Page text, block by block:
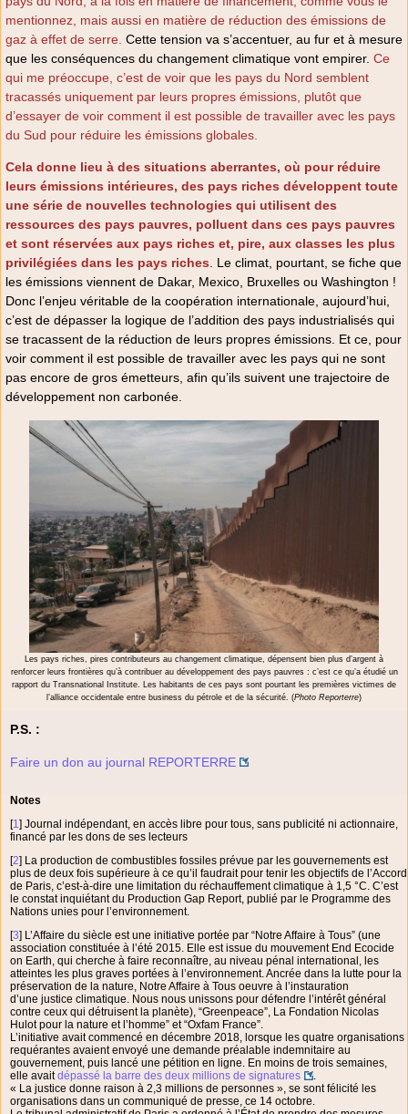
mentionnez, mais aussi en matière de réduction des émissions de
gaz à effet de serre. Cette tension va s’accentuer, au fur et à mesure
que les conséquences du changement climatique vont empirer. Ce
qui me préoccupe, c’est de voir que les pays du Nord semblent
tracassés uniquement par leurs propres émissions, plutôt que
d’essayer de voir comment il est possible de travailler avec les pays
du Sud pour réduire les émissions globales.
Cela donne lieu à des situations aberrantes, où pour réduire
leurs émissions intérieures, des pays riches développent toute
une série de nouvelles technologies qui utilisent des
ressources des pays pauvres, polluent dans ces pays pauvres
et sont réservées aux pays riches et, pire, aux classes les plus
privilégiées dans les pays riches. Le climat, pourtant, se fiche que
les émissions viennent de Dakar, Mexico, Bruxelles ou Washington !
Donc l’enjeu véritable de la coopération internationale, aujourd’hui,
c’est de dépasser la logique de l’addition des pays industrialisés qui
se tracassent de la réduction de leurs propres émissions. Et ce, pour
voir comment il est possible de travailler avec les pays qui ne sont
pas encore de gros émetteurs, afin qu’ils suivent une trajectoire de
développement non carbonée.
Les pays riches, pires contributeurs au changement climatique, dépensent bien plus d’argent à
renforcer leurs frontières qu’à contribuer au développement des pays pauvres : c’est ce qu’a étudié un
rapport du Transnational Institute. Les habitants de ces pays sont pourtant les premières victimes de
l’alliance occidentale entre business du pétrole et de la sécurité. (Photo Reporterre)
P.S. :
Faire un don au journal REPORTERRE
Notes
[1] Journal indépendant, en accès libre pour tous, sans publicité ni actionnaire,
financé par les dons de ses lecteurs
[2] La production de combustibles fossiles prévue par les gouvernements est
plus de deux fois supérieure à ce qu’il faudrait pour tenir les objectifs de l’Accord
de Paris, c’est-à-dire une limitation du réchauffement climatique à 1,5 °C. C’est
le constat inquiétant du Production Gap Report, publié par le Programme des
Nations unies pour l’environnement.
[3] L’Affaire du siècle est une initiative portée par “Notre Affaire à Tous” (une
association constituée à l’été 2015. Elle est issue du mouvement End Ecocide
on Earth, qui cherche à faire reconnaître, au niveau pénal international, les
atteintes les plus graves portées à l’environnement. Ancrée dans la lutte pour la
préservation de la nature, Notre Affaire à Tous oeuvre à l’instauration
d’une justice climatique. Nous nous unissons pour défendre l’intérêt général
contre ceux qui détruisent la planète), “Greenpeace”, La Fondation Nicolas
Hulot pour la nature et l’homme” et “Oxfam France”.
L’initiative avait commencé en décembre 2018, lorsque les quatre organisations
requérantes avaient envoyé une demande préalable indemnitaire au
gouvernement, puis lancé une pétition en ligne. En moins de trois semaines,
elle avaitdépassé la barre des deux millions de signatures
.
« La justice donne raison à 2,3 millions de personnes », se sont félicité les
organisations dans un communiqué de presse, ce 14 octobre.